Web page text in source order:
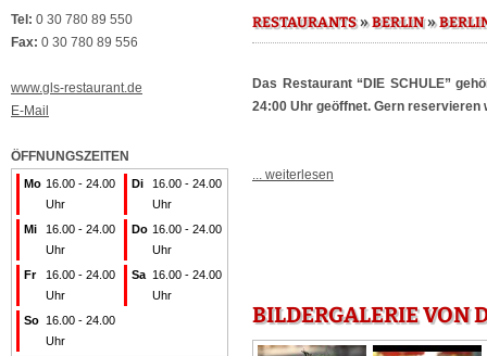
Tel: 0 30 780 89 550
Fax: 0 30 780 89 556
www.gls-restaurant.de
E-Mail
ÖFFNUNGSZEITEN
Mo 16.00 - 24.00
Uhr
Di
16.00 - 24.00
Uhr
Mi
16.00 - 24.00
Uhr
Do 16.00 - 24.00
Uhr
Fr
16.00 - 24.00
Uhr
Sa 16.00 - 24.00
Uhr
So 16.00 - 24.00
Uhr
RESTAURANTS»BERLIN»
Das Restaurant “DIE SCHULE”
24:00 Uhr geöffnet. Gern reservieren
... weiterlesen
BILDERGALERIE VON